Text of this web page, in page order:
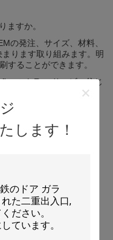
します！
ますか。
の発注、サイズ、材料、
ります取り組みます。明
することができます。
のクラス サービス信じ
ネス話をexpenting!